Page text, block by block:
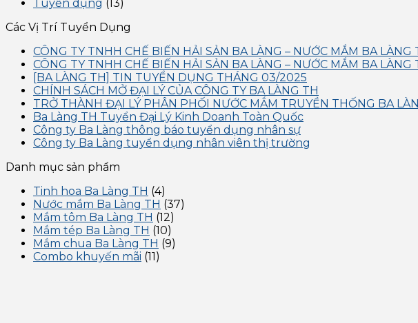
Tuyển dụng (13)
Các Vị Trí Tuyển Dụng
CÔNG TY TNHH CHẾ BIẾN HẢI SẢN BA LÀNG – NƯỚC MẮM BA LÀNG
CÔNG TY TNHH CHẾ BIẾN HẢI SẢN BA LÀNG – NƯỚC MẮM BA LÀNG
[BA LÀNG TH] TIN TUYỂN DỤNG THÁNG 03/2025
CHÍNH SÁCH MỞ ĐẠI LÝ CỦA CÔNG TY BA LÀNG TH
TRỞ THÀNH ĐẠI LÝ PHÂN PHỐI NƯỚC MẮM TRUYỀN THỐNG BA
Ba Làng TH Tuyển Đại Lý Kinh Doanh Toàn Quốc
Công ty Ba Làng thông báo tuyển dụng nhân sự
Công ty Ba Làng tuyển dụng nhân viên thị trường
Danh mục sản phẩm
Tinh hoa Ba Làng TH (4)
Nước mắm Ba Làng TH (37)
Mắm tôm Ba Làng TH (12)
Mắm tép Ba Làng TH (10)
Mắm chua Ba Làng TH (9)
Combo khuyến mãi (11)